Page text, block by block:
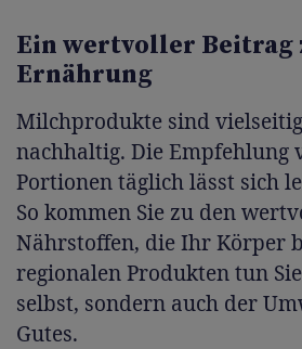
Ein wertvoller Beitrag
Ernährung
Milchprodukte sind
nachhaltig. Die Empfehlung
Portionen täglich lässt sich
So kommen Sie zu den
Nährstoffen, die Ihr Körper
regionalen Produkten tun
selbst, sondern auch der
Gutes.